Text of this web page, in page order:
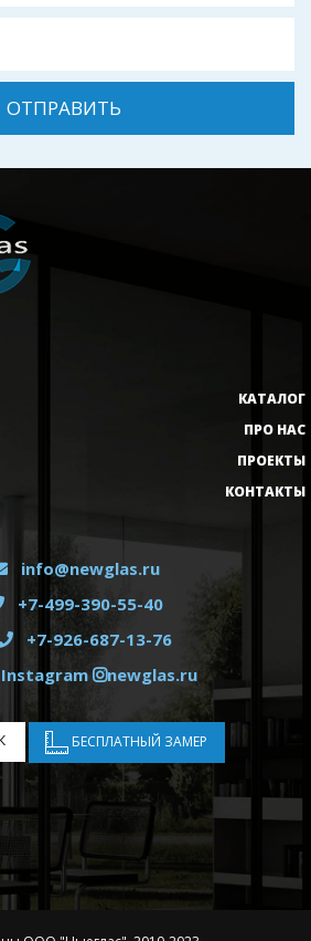
КАТАЛОГ
ПРО НАС
ПРОЕКТЫ
КОНТАКТЫ
info@newglas.ru
+7-499-390-55-40
+7-926-687-13-76
newglas.ru
БЕСПЛАТНЫЙ ЗАМЕР